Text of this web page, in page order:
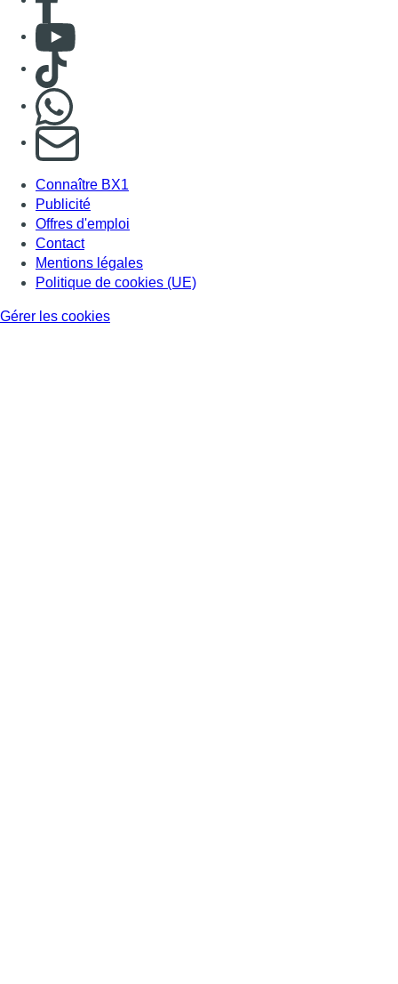
Consulter Youtube
Consulter TikTok
S'abonner à notre newsletter
Connaître BX1
Publicité
Offres d'emploi
Contact
Mentions légales
Politique de cookies (UE)
Gérer les cookies